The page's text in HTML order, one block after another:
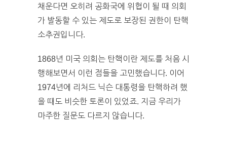
채운다면 오히려 공화국에 위협이 될 때 의회
가 발동할 수 있는 제도로 보장된 권한이 탄핵
소추권입니다.
1868년 미국 의회는 탄핵이란 제도를 처음 시
행해보면서 이런 점들을 고민했습니다. 이어
1974년에 리처드 닉슨 대통령을 탄핵하려 했
을 때도 비슷한 토론이 있었죠. 지금 우리가
마주한 질문도 다르지 않습니다.